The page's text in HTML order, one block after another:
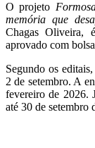
O projeto
memória que
Chagas Oliveira,
aprovado com
Segundo os
2 de setembro. A
fevereiro de 2026.
até 30 de setembro